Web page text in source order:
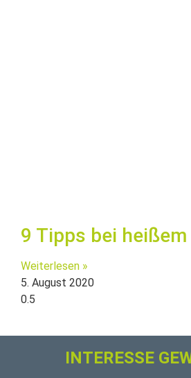
9 Tipps bei
Weiterlesen »
5. August 2020
INTERESSE